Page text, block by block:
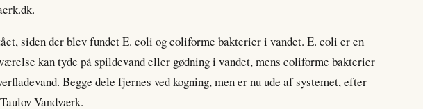
siden der blev fundet E. coli og coliforme bakterier i vandet. E. coli er en
kan tyde på spildevand eller gødning i vandet, mens coliforme bakterier
Begge dele fjernes ved kogning, men er nu ude af systemet, efter
Vandværk.